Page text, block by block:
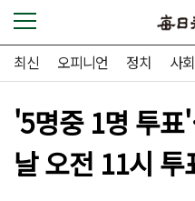
최신 오피니언 정치 사회
'5명중 1명 투
날 오전 11시